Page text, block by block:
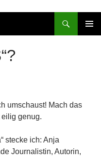
umschaust! Mach das
genug.
stecke ich: Anja
Journalistin, Autorin,